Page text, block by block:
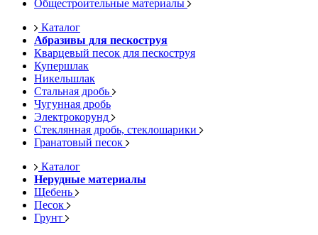
Общестроительные материалы
Каталог
Абразивы для пескоструя
Кварцевый песок для пескоструя
Купершлак
Никельшлак
Стальная дробь
Чугунная дробь
Электрокорунд
Стеклянная дробь, стеклошарики
Гранатовый песок
Каталог
Нерудные материалы
Щебень
Песок
Грунт